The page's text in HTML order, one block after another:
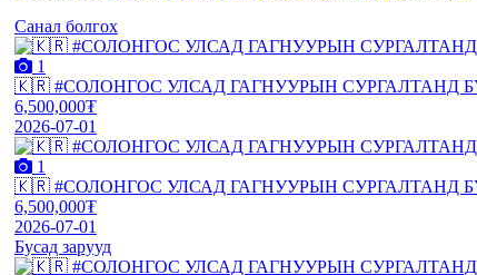
Санал болгох
1
🇰🇷 #СОЛОНГОС УЛСАД ГАГНУУРЫН СУРГАЛТАНД
6,500,000₮
2026-07-01
1
🇰🇷 #СОЛОНГОС УЛСАД ГАГНУУРЫН СУРГАЛТАНД
6,500,000₮
2026-07-01
Бусад зарууд